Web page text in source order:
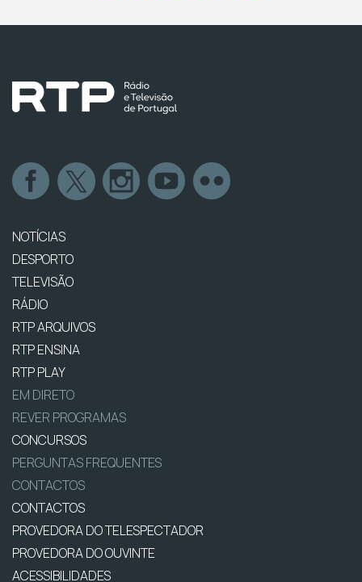
NOTÍCIAS
DESPORTO
TELEVISÃO
RÁDIO
RTP ARQUIVOS
RTP ENSINA
RTP PLAY
EM DIRETO
REVER PROGRAMAS
CONCURSOS
PERGUNTAS FREQUENTES
CONTACTOS
CONTACTOS
PROVEDORA DO TELESPECTADOR
PROVEDORA DO OUVINTE
ACESSIBILIDADES